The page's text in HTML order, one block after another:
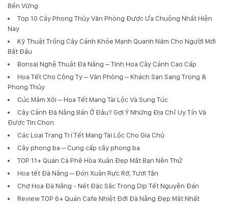
Bền Vững
Top 10 Cây Phong Thủy Văn Phòng Được Ưa Chuộng Nhất Hiện
Nay
Kỹ Thuật Trồng Cây Cảnh Khỏe Mạnh Quanh Năm Cho Người Mới
Bắt Đầu
Bonsai Nghệ Thuật Đà Nẵng – Tinh Hoa Cây Cảnh Cao Cấp
Hoa Tết Cho Công Ty – Văn Phòng – Khách Sạn Sang Trọng &
Phong Thủy
Cúc Mâm Xôi – Hoa Tết Mang Tài Lộc Và Sung Túc
Cây Cảnh Đà Nẵng Bán Ở Đâu? Gợi Ý Những Địa Chỉ Uy Tín Và
Được Tin Chọn
Các Loại Trang Trí Tết Mang Tài Lộc Cho Gia Chủ
Cây phong ba – Cung cấp cây phong ba
TOP 11+ Quán Cà Phê Hòa Xuân Đẹp Mắt Bạn Nên Thử
Hoa tết Đà Nẵng – Đón Xuân Rực Rỡ, Tươi Tắn
Chợ Hoa Đà Nẵng - Nét Đặc Sắc Trong Dịp Tết Nguyên Đán
Review TOP 6+ Quán Cafe Nhiệt Đới Đà Nẵng Đẹp Mắt Nhất